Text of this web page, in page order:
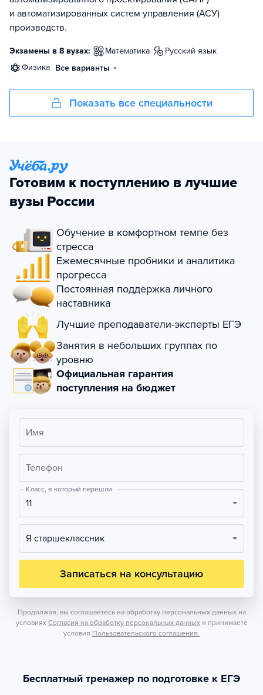
и автоматизированных систем управления (АСУ)
производств.
Экзамены в 8 вузах: математика
русский язык
физика Все варианты
Показать все специальности
Готовим к поступлению в лучшие
вузы России
Обучение в комфортном темпе без
стресса
Ежемесячные пробники и аналитика
прогресса
Постоянная поддержка личного
наставника
Лучшие преподаватели-эксперты ЕГЭ
Занятия в небольших группах по
уровню
Официальная гарантия
поступления на бюджет
Имя
Телефон
Класс, в который перешли
11
Я старшеклассник
Записаться на консультацию
Продолжая, вы соглашаетесь на обработку персональных данных на
условиях Согласия на обработку персональных данных и принимаете
условия Пользовательского соглашения.
Бесплатный тренажер по подготовке к ЕГЭ